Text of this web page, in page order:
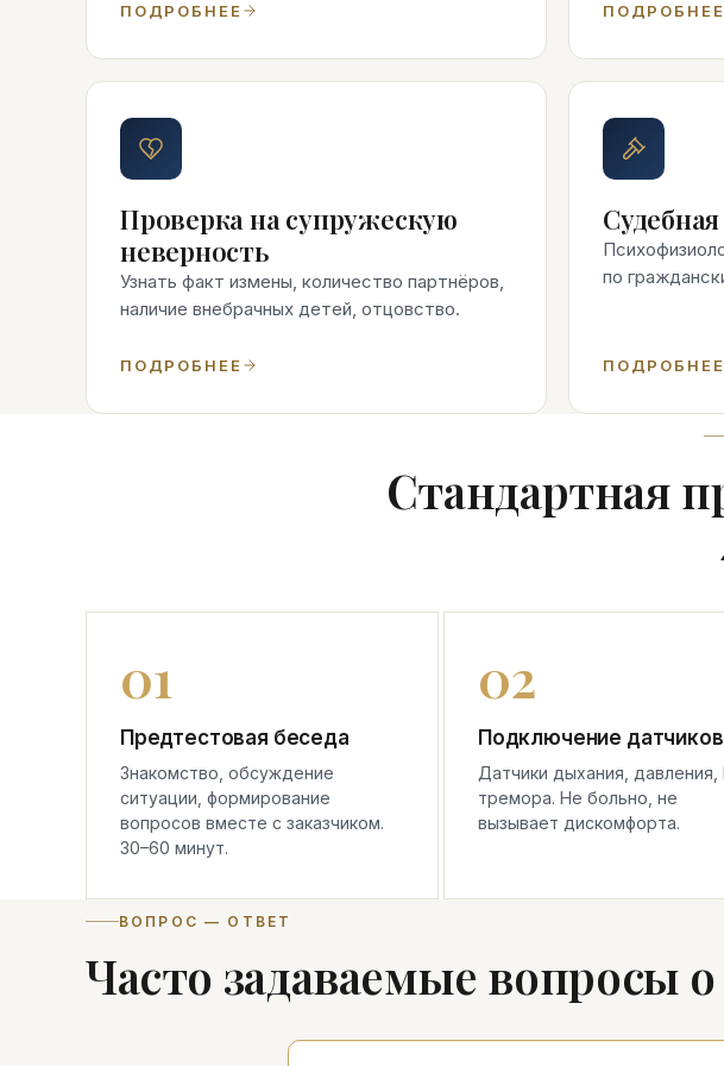
ПОДРОБНЕЕ ПОДРОБНЕЕ
Проверка на супружескую
неверность
Узнать факт измены, количество партнёров,
наличие внебрачных детей, отцовство.
ПОДРОБНЕЕ
по
ПОДРОБНЕЕ
Стандартная
Предтестовая беседа
Знакомство, обсуждение
ситуации, формирование
вопросов вместе с заказчиком.
30–60 минут.
Подключение датчиков
Датчики дыхания, давления,
тремора. Не больно, не
вызывает дискомфорта.
ВОПРОС — ОТВЕТ
Часто задаваемые вопросы